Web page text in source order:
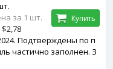
Подтверждены по п
частично заполнен. З
за 1 шт.
Купить